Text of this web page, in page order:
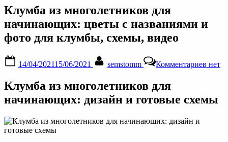
Клумба из многолетников для
начинающих: цветы с названиями и
фото для клумбы, схемы, видео
on
14/04/202115/06/2021 semstomm Комментариев
для
нет
Клумба из многолетников для
начинающих: дизайн и готовые схемы